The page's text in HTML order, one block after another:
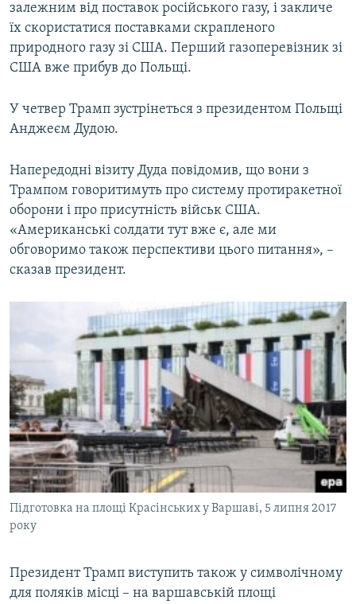
залежним від поставок російського газу, і закличе
їх скористатися поставками скрапленого
природного газу зі США. Перший газоперевізник зі
США вже прибув до Польщі.
У четвер Трамп зустрінеться з президентом Польщі
Анджеєм Дудою.
Напередодні візиту Дуда повідомив, що вони з
Трампом говоритимуть про систему протиракетної
оборони і про присутність військ США.
«Американські солдати тут вже є, але ми
обговоримо також перспективи цього питання», –
сказав президент.
Підготовка на площі Красінських у Варшаві, 5 липня 2017
року
Президент Трамп виступить також у символічному
для поляків місці – на варшавській площі